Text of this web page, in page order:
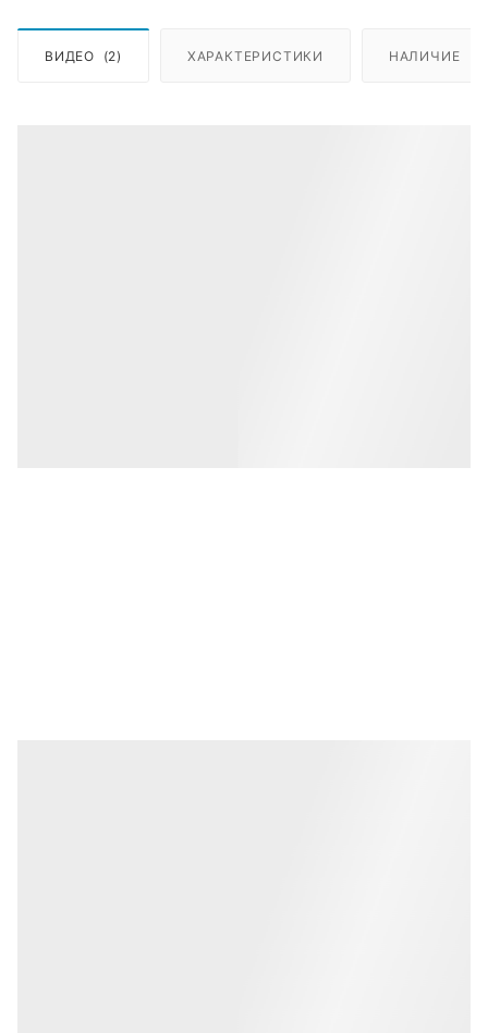
ВИДЕО (2) ХАРАКТЕРИСТИКИ НАЛИЧИЕ